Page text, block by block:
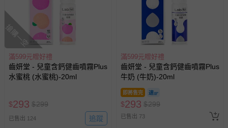
針對滿件折/滿額贈…等活動，如因部份退貨，而該訂單保
留商品未達活動門檻，將以原價計算，活動贈品亦需一併退
回。
部分商品依據消費者保護法的規定，不適用七天鑑賞期/猶
豫期範圍：
易於腐敗、保存期限較短或解約時即將逾期（例如生鮮
客製化商品（例如客製生日書、姓名貼等）。
報紙、期刊或雜誌（惟書籍如經拆封、使用，則酌收整
搶購一空
滿599元贈好禮
齒妍堂 - 兒童含鈣健齒噴霧Plus
水蜜桃 (水蜜桃)-20ml
$293 $299
已售出 124 追蹤
滿599元贈好禮
齒妍堂 - 兒童含鈣健齒噴霧Plus
牛奶 (牛奶)-20ml
即將售完
$293 $299
已售出 73